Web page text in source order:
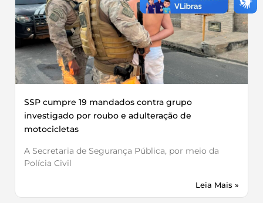
SSP cumpre 19 mandados contra grupo
investigado por roubo e adulteração de
motocicletas
A Secretaria de Segurança Pública, por meio da
Polícia Civil
Leia Mais »